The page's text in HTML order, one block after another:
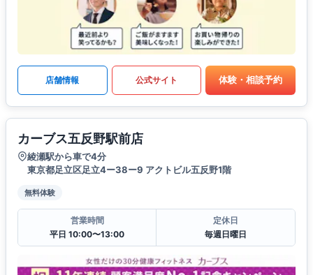
店舗情報 公式サイト 体験・相談予約
カーブス五反野駅前店
綾瀬駅から車で4分
東京都足立区足立4ー38ー9 アクトビル五反野1階
無料体験
営業時間
平日 10:00〜13:00
定休日
毎週日曜日